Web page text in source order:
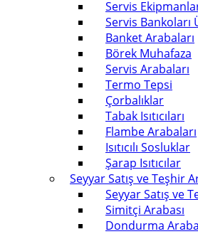
Servis
Servis Bankoları
Banket Arabaları
Börek Muhafaza
Servis Arabaları
Termo Tepsi
Çorbalıklar
Tabak Isıtıcıları
Flambe Arabaları
Isıtıcılı Sosluklar
Şarap Isıtıcılar
Seyyar Satış ve Teşhir
Seyyar Satış ve
Simitçi Arabası
Dondurma